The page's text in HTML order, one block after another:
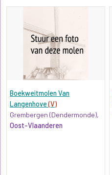
Boekweitmolen Van
Langenhove(V)
Grembergen (Dendermonde),
Oost-Vlaanderen